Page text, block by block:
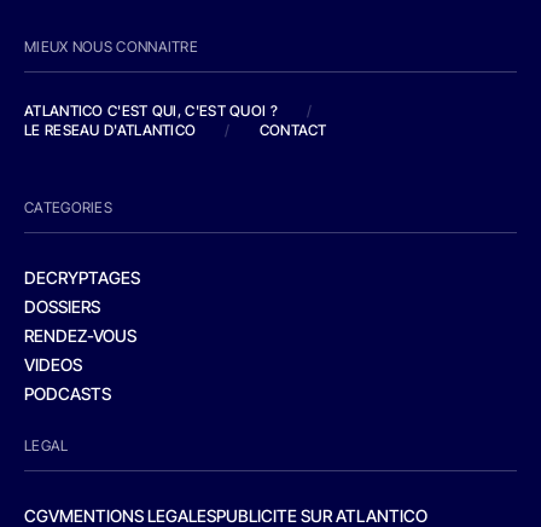
MIEUX NOUS CONNAITRE
ATLANTICO C'EST QUI, C'EST QUOI ?
/
LE RESEAU D'ATLANTICO
/ CONTACT
CATEGORIES
DECRYPTAGES
DOSSIERS
RENDEZ-VOUS
VIDEOS
PODCASTS
LEGAL
CGVMENTIONS LEGALESPUBLICITE SUR ATLANTICO